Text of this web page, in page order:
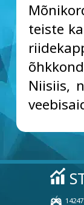
teiste
Niisiis,